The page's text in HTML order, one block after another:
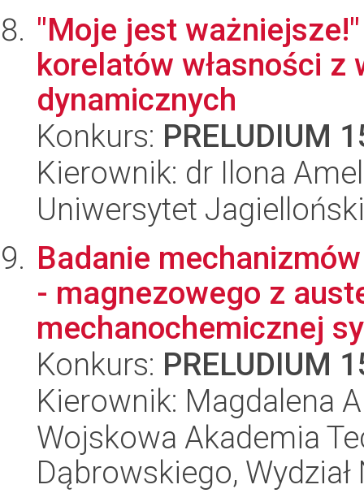
"Moje jest
korelatów własności
dynamicznych
Konkurs: PRELUDIUM
Kierownik: dr Ilona
Uniwersytet Jagielloński
Badanie
- magnezowego z
mechanochemicznej
Konkurs: PRELUDIUM
Kierownik: Magdalena
Wojskowa Akademia
Dąbrowskiego,